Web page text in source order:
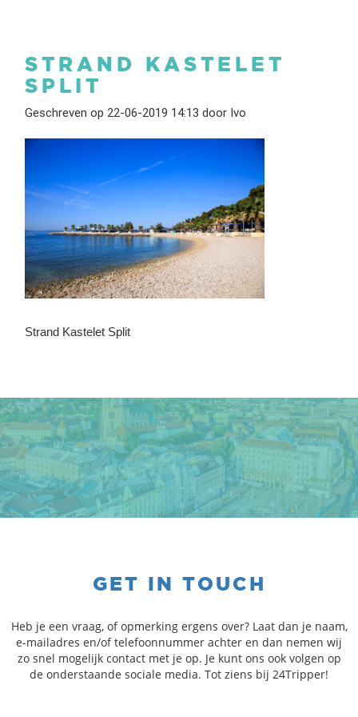
STRAND KASTELET
SPLIT
Geschreven op 22-06-2019 14:13 door Ivo
Strand Kastelet Split
GET IN TOUCH
Heb je een vraag, of opmerking ergens over? Laat dan je naam,
e-mailadres en/of telefoonnummer achter en dan nemen wij
zo snel mogelijk contact met je op. Je kunt ons ook volgen op
de onderstaande sociale media. Tot ziens bij 24Tripper!